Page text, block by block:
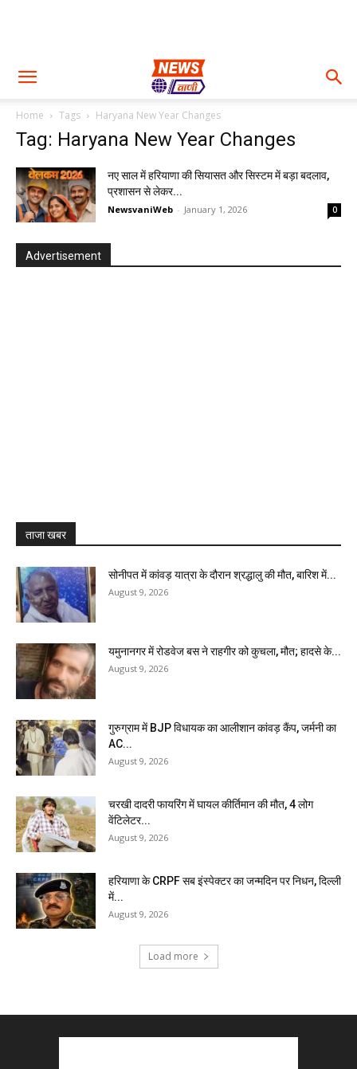
Home Tags Haryana New Year Changes
Tag: Haryana New Year Changes
नए साल में हरियाणा की सियासत और सिस्टम में बड़ा बदलाव,
प्रशासन से लेकर...
NewsvaniWeb - January 1, 2026 0
Advertisement
ताजा खबर
सोनीपत में कांवड़ यात्रा के दौरान श्रद्धालु की मौत, बारिश में...
August 9, 2026
यमुनानगर में रोडवेज बस ने राहगीर को कुचला, मौत; हादसे के...
August 9, 2026
गुरुग्राम में BJP विधायक का आलीशान कांवड़ कैंप, जर्मनी का
AC...
August 9, 2026
चरखी दादरी फायरिंग में घायल कीर्तिमान की मौत, 4 लोग
वेंटिलेटर...
August 9, 2026
हरियाणा के CRPF सब इंस्पेक्टर का जन्मदिन पर निधन, दिल्ली
में...
August 9, 2026
Load more